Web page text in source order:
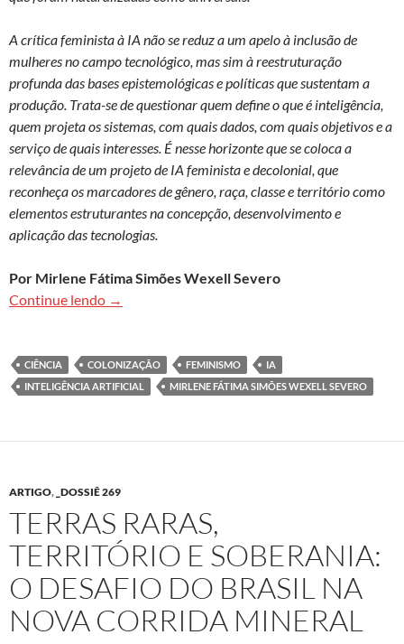
A crítica feminista à IA não se reduz a um apelo à inclusão de
mulheres no campo tecnológico, mas sim à reestruturação
profunda das bases epistemológicas e políticas que sustentam a
produção. Trata-se de questionar quem define o que é inteligência,
quem projeta os sistemas, com quais dados, com quais objetivos e a
serviço de quais interesses. É nesse horizonte que se coloca a
relevância de um projeto de IA feminista e decolonial, que
reconheça os marcadores de gênero, raça, classe e território como
elementos estruturantes na concepção, desenvolvimento e
aplicação das tecnologias.
Por Mirlene Fátima Simões Wexell Severo
Continue lendo Inteligência artificial e feminismo: vinculação
→
CIÊNCIA COLONIZAÇÃO FEMINISMO
IA
INTELIGÊNCIA ARTIFICIAL
MIRLENE FÁTIMA SIMÕES WEXELL SEVERO
ARTIGO, _DOSSIÊ 269
TERRAS RARAS,
TERRITÓRIO E SOBERANIA:
O DESAFIO DO BRASIL NA
NOVA CORRIDA MINERAL